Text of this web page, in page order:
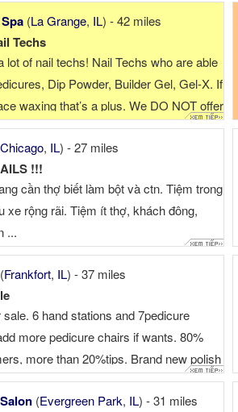
(La Grange, IL) - 42 miles
Techs
lot of nail techs! Nail Techs who are able
Dip Powder, Builder Gel, Gel-X. If
waxing that’s a plus. We DO NOT offer
is very ...
Chicago, IL) - 27 miles
!!!
cần thợ biết làm bột và ctn. Tiệm trong
xe rộng rãi. Tiệm ít thợ, khách đông,
...
(Frankfort, IL) - 37 miles
sale. 6 hand stations and 7pedicure
more pedicure chairs if wants. 80%
more than 20%tips. Brand new polish
Annual: $300,000-$330,000 Rent is
$2300/month. customers are super nice
(Evergreen Park, IL) - 31 miles